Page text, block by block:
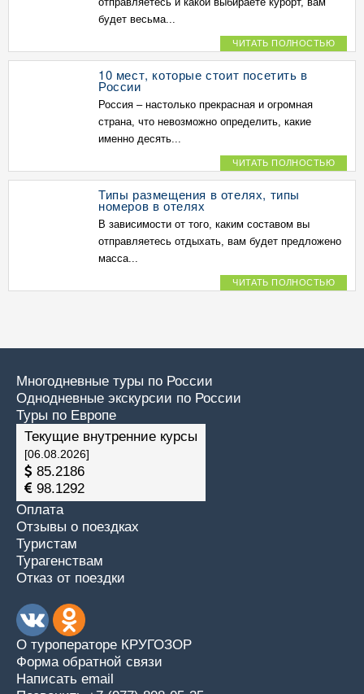
будет весьма...
ЧИТАТЬ ПОЛНОСТЬЮ
10 мест, которые стоит посетить в
России
Россия – настолько прекрасная и огромная
страна, что невозможно определить, какие
именно десять...
ЧИТАТЬ ПОЛНОСТЬЮ
Типы размещения в отелях, типы
номеров в отелях
В зависимости от того, каким составом вы
отправляетесь отдыхать, вам будет предложено
масса...
ЧИТАТЬ ПОЛНОСТЬЮ
Многодневные туры по России
Однодневные экскурсии по России
Туры по Европе
Текущие внутренние курсы
[06.08.2026]
85.2186
98.1292
Оплата
Отзывы о поездках
Туристам
Турагенствам
Отказ от поездки
О туроператоре КРУГОЗОР
Форма обратной связи
Написать email